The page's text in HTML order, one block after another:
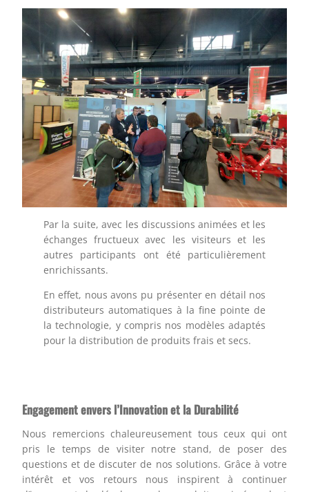
Par la suite, avec les discussions animées et les
échanges fructueux avec les visiteurs et les
autres participants ont été particulièrement
enrichissants.
En effet, nous avons pu présenter en détail nos
distributeurs automatiques à la fine pointe de
la technologie, y compris nos modèles adaptés
pour la distribution de produits frais et secs.
Engagement envers l’Innovation et la Durabilité
Nous remercions chaleureusement tous ceux qui ont
pris le temps de visiter notre stand, de poser des
questions et de discuter de nos solutions. Grâce à votre
intérêt et vos retours nous inspirent à continuer